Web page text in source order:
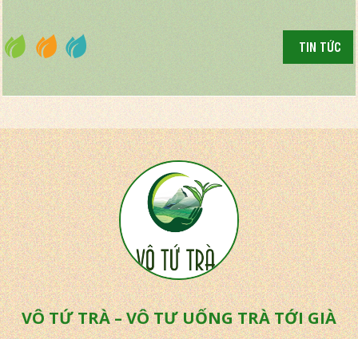
TIN TỨC
VÔ TỨ TRÀ – VÔ TƯ UỐNG TRÀ TỚI GIÀ